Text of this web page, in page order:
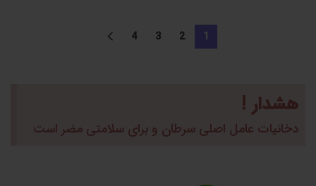
1
2
3
4
هشدار !
دخانیات عامل اصلی سرطان و برای سلامتی مضر است